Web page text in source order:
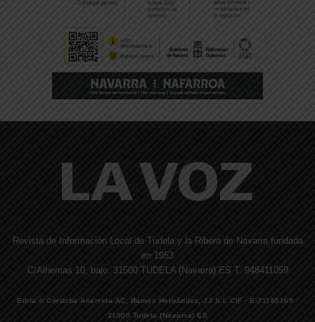
Revista de Información Local de Tudela y la Ribera de Navarra fundada
en 1953
C/Alhemas 10, bajo. 31500 TUDELA (Navarra) ES T. 948411059
Edita © Córdoba Acarreta AC, Ramos Hernández, JJ S.I. CIF · E-71185169 ·
31500 Tudela (Navarra) ES